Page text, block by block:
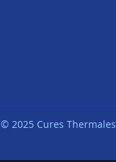
© 2025 Cures